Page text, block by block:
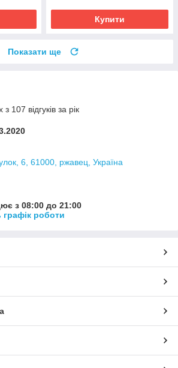
Купити
Показати ще
107 відгуків за рік
6, 61000, ржавец, Україна
з 08:00 до 21:00
графік роботи